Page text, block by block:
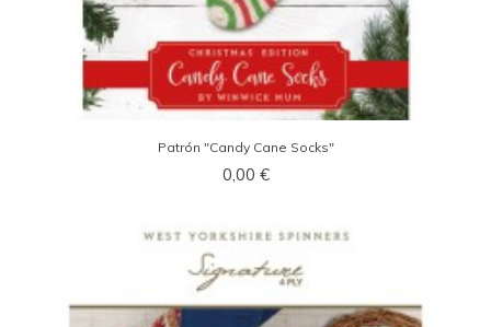
Patrón "Candy Cane Socks"
0,00 €